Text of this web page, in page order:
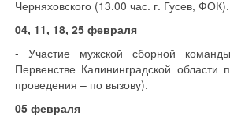
Черняховского (13.00 час. г. Гусев, ФОК).
04, 11, 18, 25 февраля
- Участие мужской сборной
Первенстве Калининградской области
проведения – по вызову).
05 февраля